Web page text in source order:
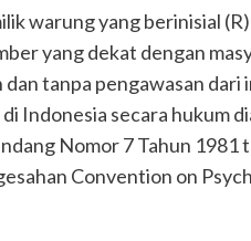
warung yang berinisial
yang dekat dengan
tanpa pengawasan
Indonesia secara hukum
Nomor 7 Tahun 1981
Convention on